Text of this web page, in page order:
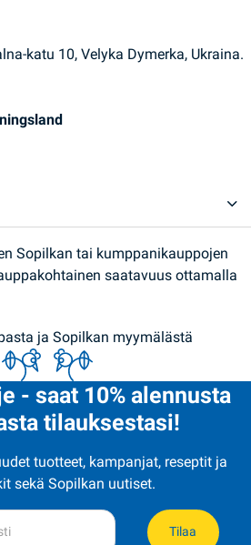
katu 10, Velyka Dymerka, Ukraina.
Sopilkan tai kumppanikauppojen
saatavuus ottamalla
ja Sopilkan myymälästä
- saat 10% alennusta
tilauksestasi!
tuotteet, kampanjat, reseptit ja
sekä Sopilkan uutiset.
Tilaa